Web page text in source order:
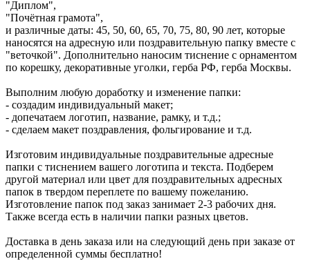
"Диплом",
"Почётная грамота",
и различные даты: 45, 50, 60, 65, 70, 75, 80, 90 лет, которые
наносятся на адресную или поздравительную папку вместе с
"веточкой". Дополнительно наносим тиснение с орнаментом
по корешку, декоративные уголки, герба РФ, герба Москвы.
Выполним любую доработку и изменение папки:
- создадим индивидуальный макет;
- допечатаем логотип, название, рамку, и т.д.;
- сделаем макет поздравления, фольгирование и т.д.
Изготовим индивидуальные поздравительные адресные
папки с тиснением вашего логотипа и текста. Подберем
другой материал или цвет для поздравительных адресных
папок в твердом переплете по вашему пожеланию.
Изготовление папок под заказ занимает 2-3 рабочих дня.
Также всегда есть в наличии папки разных цветов.
Доставка в день заказа или на следующий день при заказе от
определенной суммы бесплатно!